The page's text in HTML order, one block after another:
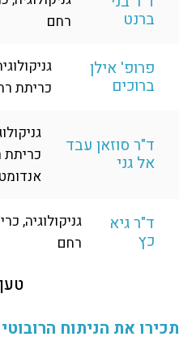
ברנט
רחם
פרופ' אילן
ברוכים
כריתת
ד"ר סוזאן עבד
אל גני
כריתת
ד"ר גיא
כץ
גניקולוגיה,
רחם
תכירו את הניתוח